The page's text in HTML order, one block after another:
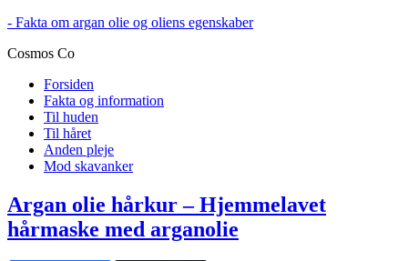
- Fakta om argan olie og oliens egenskaber
Cosmos Co
Forsiden
Fakta og information
Til huden
Til håret
Anden pleje
Mod skavanker
Argan olie hårkur – Hjemmelavet
hårmaske med arganolie